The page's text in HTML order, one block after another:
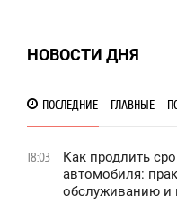
НОВОСТИ ДНЯ
ПОСЛЕДНИЕ ГЛАВНЫЕ
18:03
Как продлить
автомобиля:
обслуживанию и